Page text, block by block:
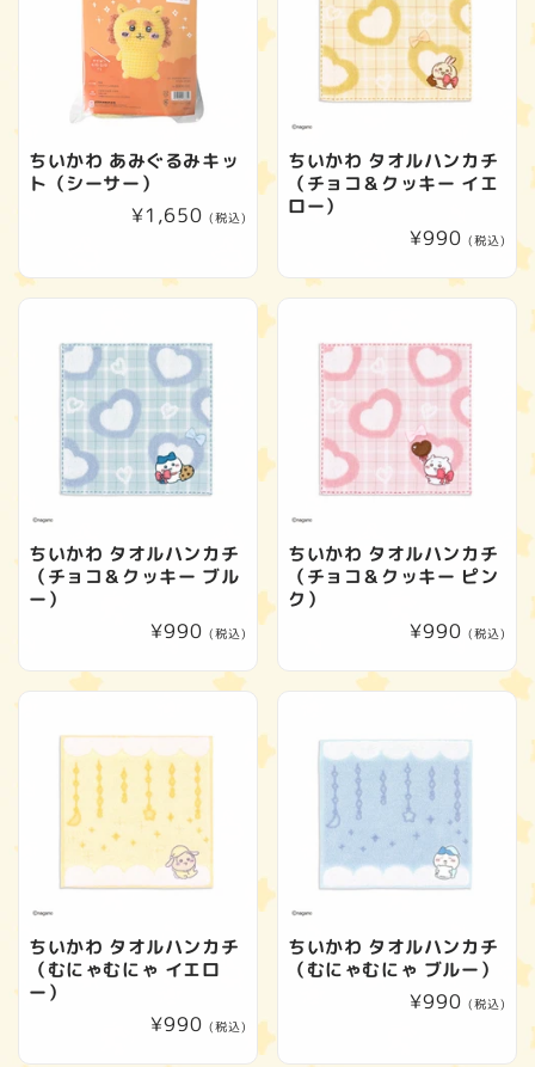
ちいかわ あみぐるみキッ
ト（シーサー）
通
¥1,650 (税込)
ちいかわ タオルハンカチ
（チョコ＆クッキー イエ
ロー）
通
¥990 (税込)
ちいかわ タオルハンカチ
（チョコ＆クッキー ブル
ー）
通
¥990 (税込)
ちいかわ タオルハンカチ
（チョコ＆クッキー ピン
ク）
通
¥990 (税込)
ちいかわ タオルハンカチ
（むにゃむにゃ イエロ
ー）
通
¥990 (税込)
ちいかわ タオルハンカチ
（むにゃむにゃ ブルー）
通
¥990 (税込)